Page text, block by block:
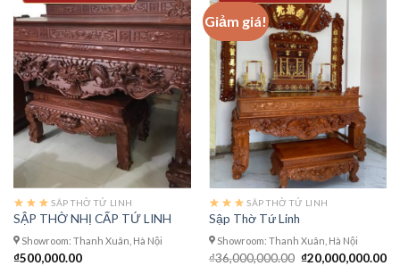
SÂP THỜ TỨ LINH
SẬP THỜ NHỊ CẤP TỨ LINH
Showroom: Thanh Xuân, Hà Nội
₫500,000.00
Giảm giá!
SÂP THỜ TỨ LINH
Sập Thờ Tứ Linh
Showroom: Thanh Xuân, Hà Nội
₫36,000,000.00 Giá
₫20,000,000.00